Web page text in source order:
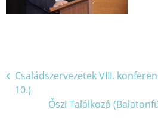
Bejegyzés
navigáció
Családszervezetek VIII.
10.)
Őszi Találkozó